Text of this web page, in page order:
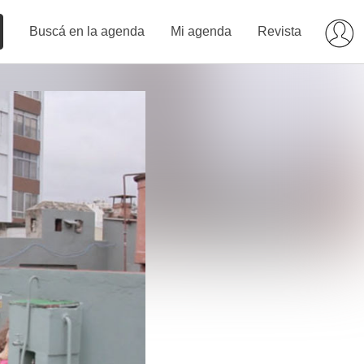
Buscá en la agenda Mi agenda Revista